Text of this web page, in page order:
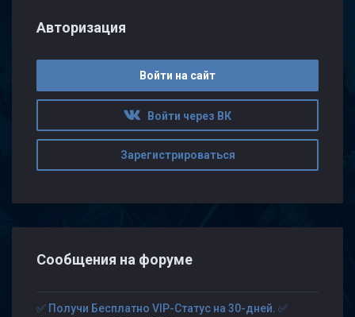
Авторизация
Войти на сайт
Войти через ВК
Зарегистрироваться
Сообщения на форуме
✅ Получи Бесплатно VIP-Статус на 30-дней. ✅